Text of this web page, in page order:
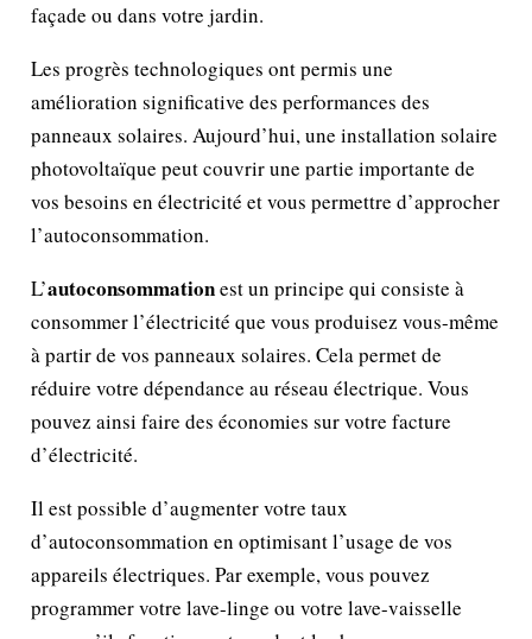
façade ou dans votre jardin.
Les progrès technologiques ont permis une
amélioration significative des performances des
panneaux solaires. Aujourd’hui, une installation solaire
photovoltaïque peut couvrir une partie importante de
vos besoins en électricité et vous permettre d’approcher
l’autoconsommation.
L’autoconsommationest un principe qui consiste à
consommer l’électricité que vous produisez vous-même
à partir de vos panneaux solaires. Cela permet de
réduire votre dépendance au réseau électrique. Vous
pouvez ainsi faire des économies sur votre facture
d’électricité.
Il est possible d’augmenter votre taux
d’autoconsommation en optimisant l’usage de vos
appareils électriques. Par exemple, vous pouvez
programmer votre lave-linge ou votre lave-vaisselle